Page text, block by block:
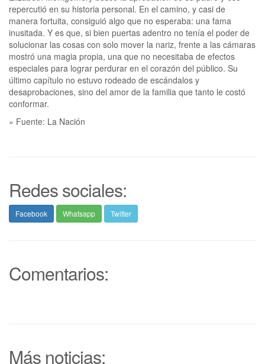
» Fuente: La Nación
Redes sociales:
Facebook Whatsapp Twitter
Comentarios:
Más noticias: